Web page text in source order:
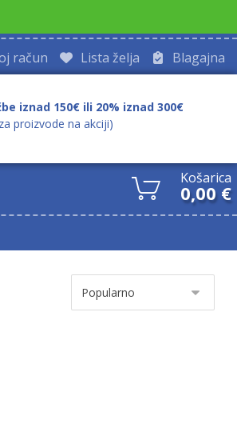
Blagajna
Lista želja
račun
iznad 150€ ili 20% iznad 300€
proizvode na akciji)
Košarica
0,00 €